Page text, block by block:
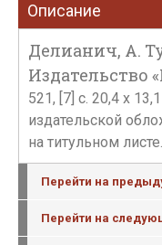
Описание
Делианич, А.
Издательство
521, [7] с. 20,4 х
издательской
на титульном
Перейти на
Перейти на